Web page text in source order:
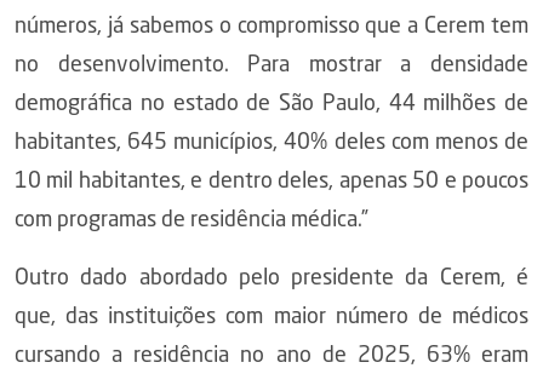
números, já sabemos o compromisso que a Cerem tem
no desenvolvimento. Para mostrar a densidade
demográfica no estado de São Paulo, 44 milhões de
habitantes, 645 municípios, 40% deles com menos de
10 mil habitantes, e dentro deles, apenas 50 e poucos
com programas de residência médica.”
Outro dado abordado pelo presidente da Cerem, é
que, das instituições com maior número de médicos
cursando a residência no ano de 2025, 63% eram